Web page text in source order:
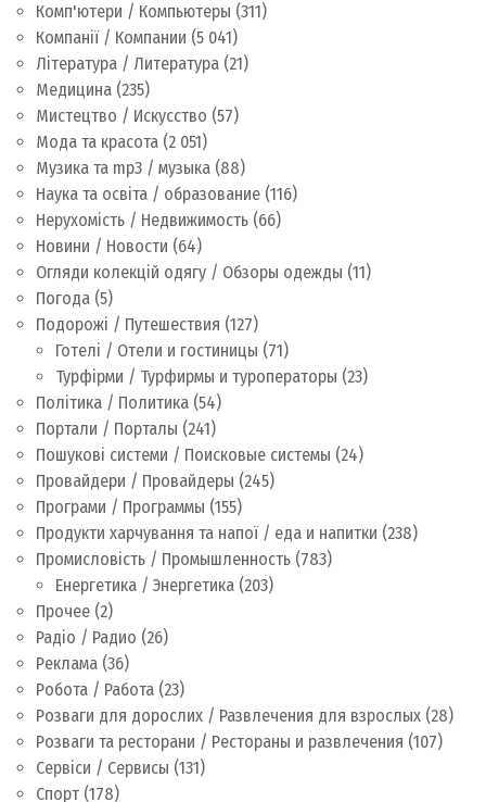
Комп'ютери / Компьютеры (311)
Компанії / Компании (5 041)
Література / Литература (21)
Медицина (235)
Мистецтво / Искусство (57)
Мода та красота (2 051)
Музика та mp3 / музыка (88)
Наука та освіта / образование (116)
Нерухомість / Недвижимость (66)
Новини / Новости (64)
Огляди колекцій одягу / Обзоры одежды (11)
Погода (5)
Подорожі / Путешествия (127)
Готелі / Отели и гостиницы (71)
Турфірми / Турфирмы и туроператоры (23)
Політика / Политика (54)
Портали / Порталы (241)
Пошукові системи / Поисковые системы (24)
Провайдери / Провайдеры (245)
Програми / Программы (155)
Продукти харчування та напої / еда и напитки (238)
Промисловість / Промышленность (783)
Енергетика / Энергетика (203)
Прочее (2)
Радіо / Радио (26)
Реклама (36)
Робота / Работа (23)
Розваги для дорослих / Развлечения для взрослых (28)
Розваги та ресторани / Рестораны и развлечения (107)
Сервіси / Сервисы (131)
Спорт (178)